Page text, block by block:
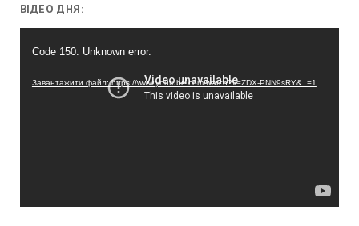
ВІДЕО ДНЯ:
Code 150: Unknown error.
Завантажити файл: https://www.youtube.com/watch?v=ZDX-PNN9sRY&_=1